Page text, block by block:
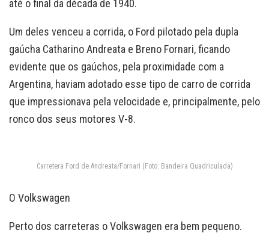
até o final da década de 1940.
Um deles venceu a corrida, o Ford pilotado pela dupla
gaúcha Catharino Andreata e Breno Fornari, ficando
evidente que os gaúchos, pela proximidade com a
Argentina, haviam adotado esse tipo de carro de corrida
que impressionava pela velocidade e, principalmente, pelo
ronco dos seus motores V-8.
Carretera Ford de Andreata/Fornari (Foto: Bandeira Quadriculada)
O Volkswagen
Perto dos carreteras o Volkswagen era bem pequeno.